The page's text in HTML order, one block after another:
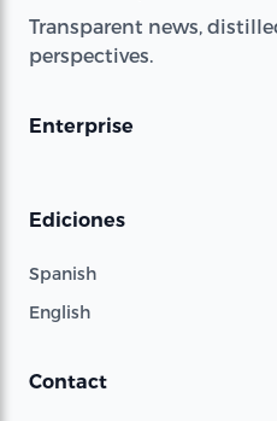
Transparent news,
perspectives.
Enterprise
Ediciones
Spanish
English
Contact